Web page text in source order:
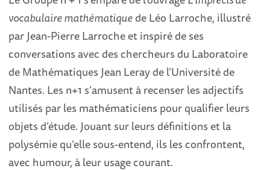
vocabulaire mathématiquede Léo Larroche, illustré
par Jean-Pierre Larroche et inspiré de ses
conversations avec des chercheurs du Laboratoire
de Mathématiques Jean Leray de l’Université de
Nantes. Les n+1 s’amusent à recenser les adjectifs
utilisés par les mathématiciens pour qualifier leurs
objets d’étude. Jouant sur leurs définitions et la
polysémie qu’elle sous-entend, ils les confrontent,
avec humour, à leur usage courant.